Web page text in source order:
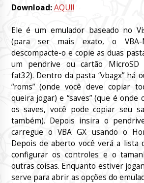
Download: AQUI!
Ele é um emulador baseado no
(para ser mais exato, o VBA-
descompacte-o e copie as duas
um pendrive ou cartão MicroSD
fat32). Dentro da pasta “vbagx” há
“roms” (onde você deve copiar
queira jogar) e “saves” (que é onde
os saves, você pode copiar seu
também). Depois insira o
carregue o VBA GX usando o
Depois de aberto você verá a lista
configurar os controles e o
outras coisas. Enquanto estiver
serve para abrir as opções do